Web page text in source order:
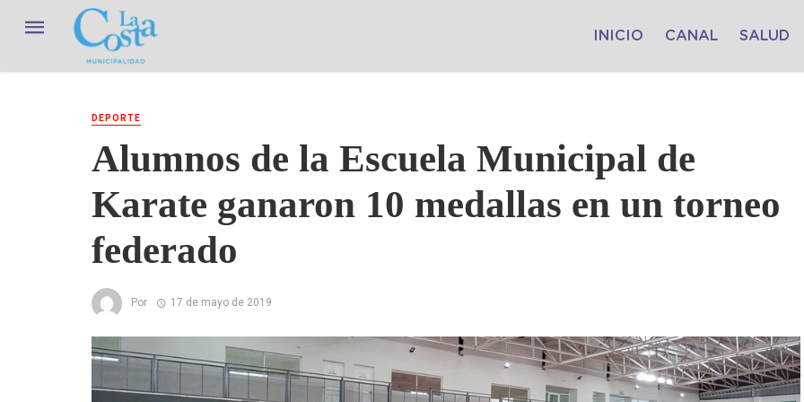
INICIO CANAL SALUD
DEPORTE
Alumnos de la Escuela Municipal de
Karate ganaron 10 medallas en un torneo
federado
Por 17 de mayo de 2019